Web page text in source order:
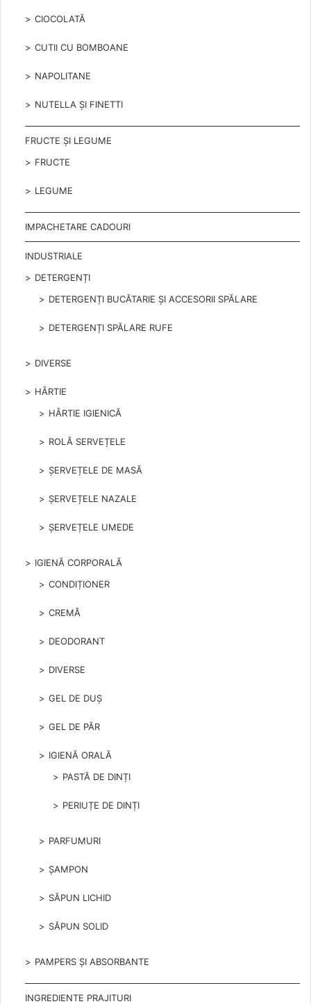
CIOCOLATĂ
CUTII CU BOMBOANE
NAPOLITANE
NUTELLA ȘI FINETTI
FRUCTE ȘI LEGUME
FRUCTE
LEGUME
IMPACHETARE CADOURI
INDUSTRIALE
DETERGENȚI
DETERGENȚI BUCĂTARIE ȘI ACCESORII SPĂLARE
DETERGENȚI SPĂLARE RUFE
DIVERSE
HÂRTIE
HÂRTIE IGIENICĂ
ROLĂ SERVEȚELE
ȘERVEȚELE DE MASĂ
ȘERVEȚELE NAZALE
ȘERVEȚELE UMEDE
IGIENĂ CORPORALĂ
CONDIȚIONER
CREMĂ
DEODORANT
DIVERSE
GEL DE DUȘ
GEL DE PĂR
IGIENĂ ORALĂ
PASTĂ DE DINȚI
PERIUȚE DE DINȚI
PARFUMURI
ȘAMPON
SĂPUN LICHID
SĂPUN SOLID
PAMPERS ȘI ABSORBANTE
INGREDIENTE PRAJITURI